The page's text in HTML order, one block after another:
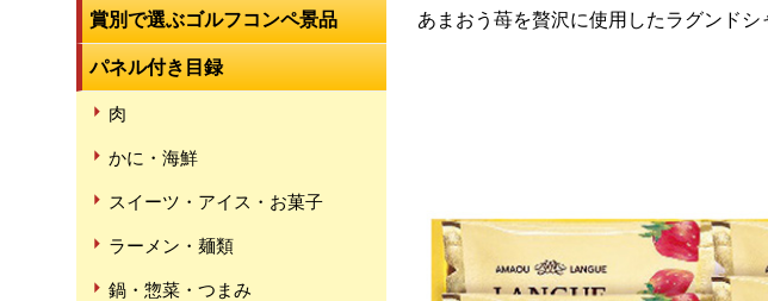
賞別で選ぶゴルフコンペ景品
パネル付き目録
肉
かに・海鮮
スイーツ・アイス・お菓子
ラーメン・麺類
鍋・惣菜・つまみ
あまおう苺を贅沢に使用したラグンドシ